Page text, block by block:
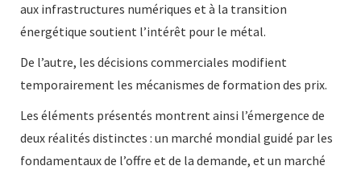
aux infrastructures numériques et à la transition
énergétique soutient l’intérêt pour le métal.
De l’autre, les décisions commerciales modifient
temporairement les mécanismes de formation des prix.
Les éléments présentés montrent ainsi l’émergence de
deux réalités distinctes : un marché mondial guidé par les
fondamentaux de l’offre et de la demande, et un marché